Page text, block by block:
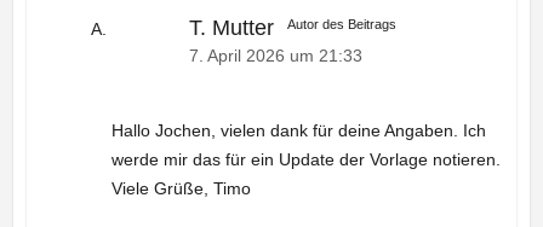
T. Mutter Autor des Beitrags
7. April 2026 um 21:33
Hallo Jochen, vielen dank für deine Angaben. Ich
werde mir das für ein Update der Vorlage notieren.
Viele Grüße, Timo